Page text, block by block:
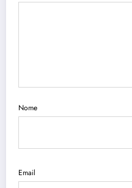
Nome
Email